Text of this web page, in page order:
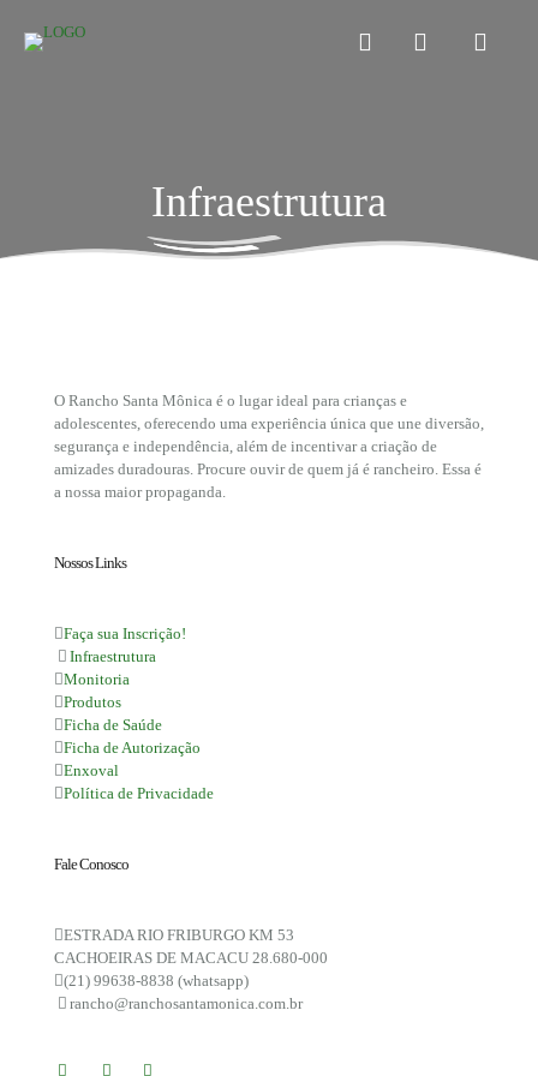
Infraestrutura
O Rancho Santa Mônica é o lugar ideal para crianças e
adolescentes, oferecendo uma experiência única que une diversão,
segurança e independência, além de incentivar a criação de
amizades duradouras. Procure ouvir de quem já é rancheiro. Essa é
a nossa maior propaganda.
Nossos Links
Faça sua Inscrição!
Infraestrutura
Monitoria
Produtos
Ficha de Saúde
Ficha de Autorização
Enxoval
Política de Privacidade
Fale Conosco
ESTRADA RIO FRIBURGO KM 53
CACHOEIRAS DE MACACU 28.680-000
(21) 99638-8838 (whatsapp)
rancho@ranchosantamonica.com.br